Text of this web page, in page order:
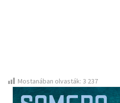
Mostanában olvasták: 3 237